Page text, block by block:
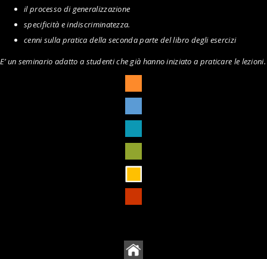
il processo di generalizzazione
specificità e indiscriminatezza.
cenni sulla pratica della seconda parte del libro degli esercizi
E’ un seminario adatto a studenti che già hanno iniziato a praticare le lezioni.